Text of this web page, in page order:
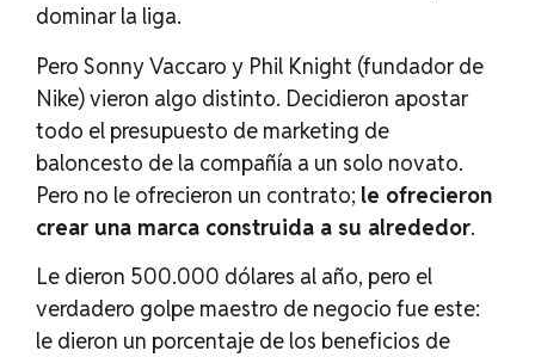
dominar la liga.
Pero Sonny Vaccaro y Phil Knight (fundador de
Nike) vieron algo distinto. Decidieron apostar
todo el presupuesto de marketing de
baloncesto de la compañía a un solo novato.
Pero no le ofrecieron un contrato; le ofrecieron
crear una marca construida a su alrededor.
Le dieron 500.000 dólares al año, pero el
verdadero golpe maestro de negocio fue este:
le dieron un porcentaje de los beneficios de